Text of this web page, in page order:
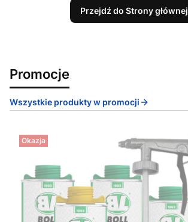
Przejdź do Strony głównej
Promocje
Wszystkie produkty w promocji
Okazja